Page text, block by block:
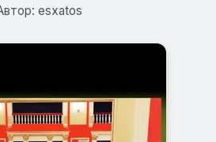
esxatos